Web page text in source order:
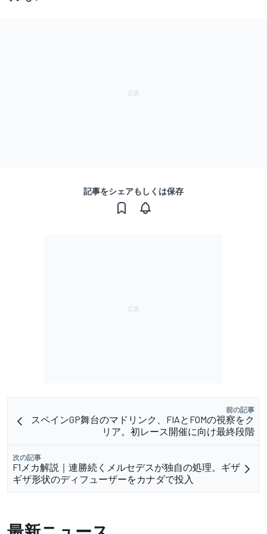
記事をシェアもしくは保存
前の記事
スペインGP舞台のマドリンク、FIAとFOMの視察をク
リア。初レース開催に向け最終段階
次の記事
F1メカ解説｜連勝続くメルセデスが独自の処理。ギザ
ギザ形状のディフューザーをカナダで投入